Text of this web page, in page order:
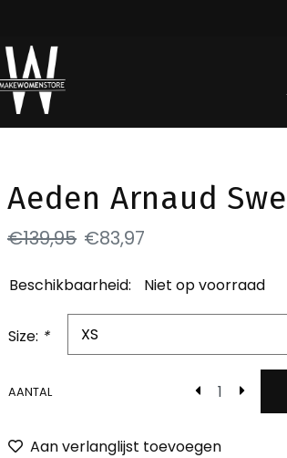
ga naar de men store
Aeden Arnaud
€139,95 €83,97
Beschikbaarheid: Niet op voorraad
Size: *
AANTAL
Aan verlanglijst toevoegen